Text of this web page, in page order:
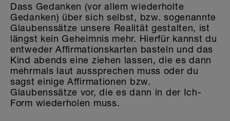
Dass Gedanken (vor allem wiederholte
Gedanken) über sich selbst, bzw. sogenannte
Glaubenssätze unsere Realität gestalten, ist
längst kein Geheimnis mehr. Hierfür kannst du
entweder Affirmationskarten basteln und das
Kind abends eine ziehen lassen, die es dann
mehrmals laut aussprechen muss oder du
sagst einige Affirmationen bzw.
Glaubenssätze vor, die es dann in der Ich-
Form wiederholen muss.